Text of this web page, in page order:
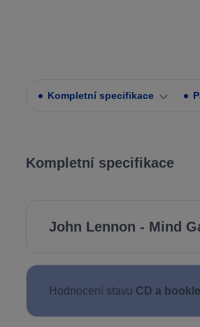
Kompletní specifikace
Kompletní specifikace
John Lennon - Mind
Hodnocení stavu CD a